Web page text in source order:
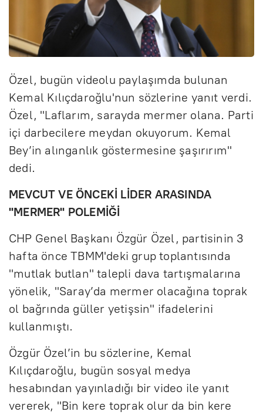
Özel, bugün videolu paylaşımda bulunan
Kemal Kılıçdaroğlu'nun sözlerine yanıt verdi.
Özel, "Laflarım, sarayda mermer olana. Parti
içi darbecilere meydan okuyorum. Kemal
Bey’in alınganlık göstermesine şaşırırım"
dedi.
MEVCUT VE ÖNCEKİ LİDER ARASINDA
"MERMER" POLEMİĞİ
CHP Genel Başkanı Özgür Özel, partisinin 3
hafta önce TBMM'deki grup toplantısında
"mutlak butlan" talepli dava tartışmalarına
yönelik, "Saray’da mermer olacağına toprak
ol bağrında güller yetişsin" ifadelerini
kullanmıştı.
Özgür Özel’in bu sözlerine, Kemal
Kılıçdaroğlu, bugün sosyal medya
hesabından yayınladığı bir video ile yanıt
vererek, "Bin kere toprak olur da bin kere